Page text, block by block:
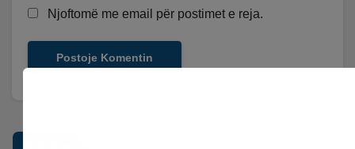
Njoftomë me email për postimet e reja.